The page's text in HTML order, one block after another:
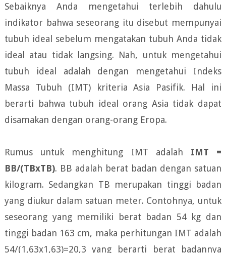
Sebaiknya Anda mengetahui terlebih dahulu
indikator bahwa seseorang itu disebut mempunyai
tubuh ideal sebelum mengatakan tubuh Anda tidak
ideal atau tidak langsing. Nah, untuk mengetahui
tubuh ideal adalah dengan mengetahui Indeks
Massa Tubuh (IMT) kriteria Asia Pasifik. Hal ini
berarti bahwa tubuh ideal orang Asia tidak dapat
disamakan dengan orang-orang Eropa.
Rumus untuk menghitung IMT adalah IMT =
BB/(TBxTB). BB adalah berat badan dengan satuan
kilogram. Sedangkan TB merupakan tinggi badan
yang diukur dalam satuan meter. Contohnya, untuk
seseorang yang memiliki berat badan 54 kg dan
tinggi badan 163 cm, maka perhitungan IMT adalah
54/(1,63x1,63)=20,3 yang berarti berat badannya